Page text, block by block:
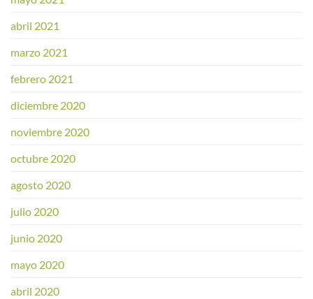
abril 2021
marzo 2021
febrero 2021
diciembre 2020
noviembre 2020
octubre 2020
agosto 2020
julio 2020
junio 2020
mayo 2020
abril 2020